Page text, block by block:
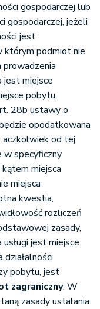
gospodarczej lub
gospodarczej, jeżeli
jest
którym podmiot nie
prowadzenia
jest miejsce
pobytu.
28b ustawy o
opodatkowana
aczkolwiek od tej
w specyficzny
miejsca
miejsca
kwestia,
rozliczeń
zasady,
jest miejsce
pobytu, jest
zagraniczny. W
zasady ustalania